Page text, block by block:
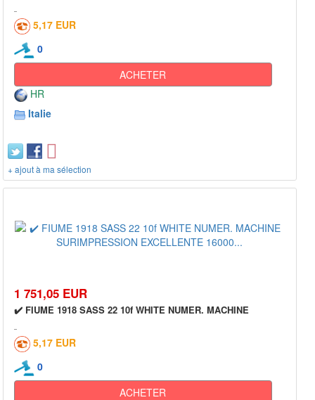
5,17 EUR
0
ACHETER
HR
Italie
+ ajout à ma sélection
1 751,05 EUR
✔️ FIUME 1918 SASS 22 10f WHITE NUMER. MACHINE
5,17 EUR
0
ACHETER